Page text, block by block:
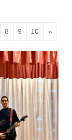
8 9 10 »